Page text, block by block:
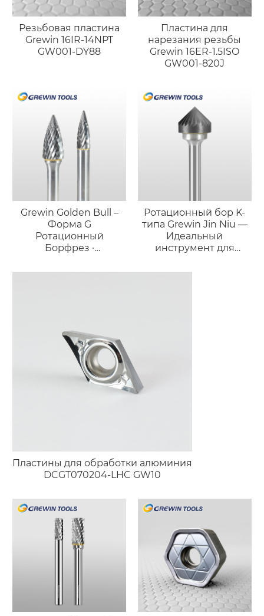
Резьбовая пластина
Grewin 16IR-14NPT
GW001-DY88
Пластина для
нарезания резьбы
Grewin 16ER-1.5ISO
GW001-820J
Grewin Golden Bull –
Форма G
Ротационный
Борфрез ·
Длинный Конический
Ротационный бор K-
типа Grewin Jin Niu —
Идеальный
инструмент для
доводки поверхности
Пластины для обработки алюминия
DCGT070204-LHC GW10